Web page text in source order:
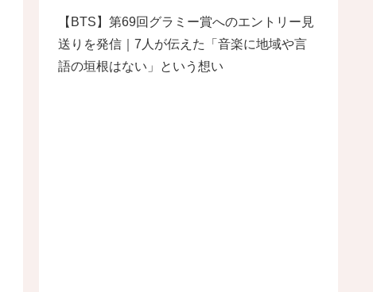
【BTS】第69回グラミー賞へのエントリー見
送りを発信｜7人が伝えた「音楽に地域や言
語の垣根はない」という想い